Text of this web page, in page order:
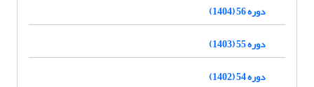
دوره 56 (1404)
دوره 55 (1403)
دوره 54 (1402)